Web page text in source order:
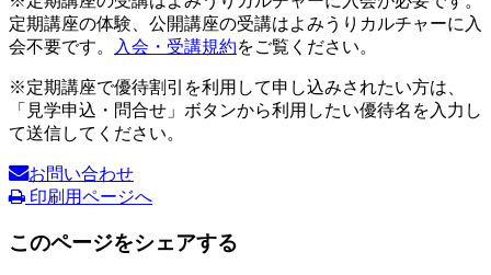
定期講座の体験、公開講座の受講はよみうりカルチャーに入
会不要です。
入会・受講規約をご覧ください。
※定期講座で優待割引を利用して申し込みされたい方は、
「見学申込・問合せ」ボタンから利用したい優待名を入力し
て送信してください。
お問い合わせ
印刷用ページへ
このページをシェアする